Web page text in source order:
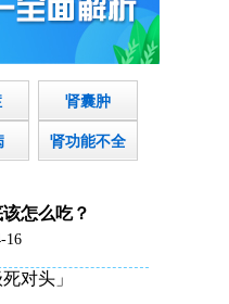
肾囊肿
肾功能不全
怎么吃？
16
对头」